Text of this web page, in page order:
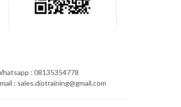
: 08135354778
: sales.diotraining@gmail.com